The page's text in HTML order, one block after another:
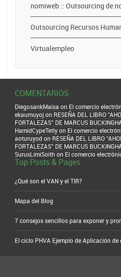
nomiweb :: Outsourcing de
Outsourcing Recursos
Virtualempleo
COMENTARIOS
DiegosankMaisa on El comercio
ekaumuyojon RESEÑA DEL LIBRO
FORTALEZAS” DE MARCUS
HamidCypeTetlyon El comercio
aoturuyod on RESEÑA DEL LIBRO
FORTALEZAS” DE MARCUS
SurusLimiSoith on El comercio
Top Posts & Pages
¿Qué son el VAN y el TIR?
Mapa del Blog
7 consejos sencillos para exponer y
El ciclo PHVA Ejemplo de Aplicación